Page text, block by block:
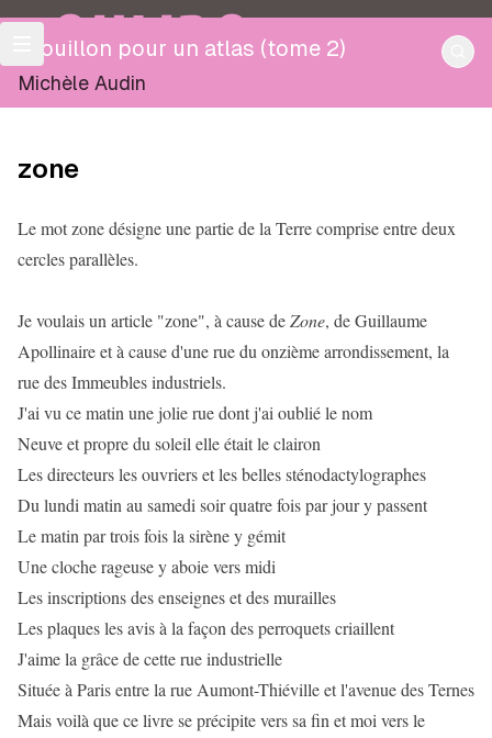
OULIPO
Brouillon pour un atlas (tome 2)
Michèle Audin
zone
Le mot zone désigne une partie de la Terre comprise entre deux
cercles parallèles.
Je voulais un article "zone", à cause deZone, de Guillaume
Apollinaire et à cause d'une rue du onzième arrondissement, la
rue des Immeubles industriels.
J'ai vu ce matin une jolie rue dont j'ai oublié le nom
Neuve et propre du soleil elle était le clairon
Les directeurs les ouvriers et les belles sténodactylographes
Du lundi matin au samedi soir quatre fois par jour y passent
Le matin par trois fois la sirène y gémit
Une cloche rageuse y aboie vers midi
Les inscriptions des enseignes et des murailles
Les plaques les avis à la façon des perroquets criaillent
J'aime la grâce de cette rue industrielle
Située à Paris entre la rue Aumont-Thiéville et l'avenue des Ternes
Mais voilà que ce livre se précipite vers sa fin et moi vers le